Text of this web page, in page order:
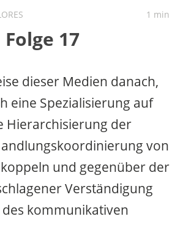
1 min
17
dieser Medien danach,
eine Spezialisierung auf
Hierarchisierung der
von
und gegenüber der
Verständigung
kommunikativen